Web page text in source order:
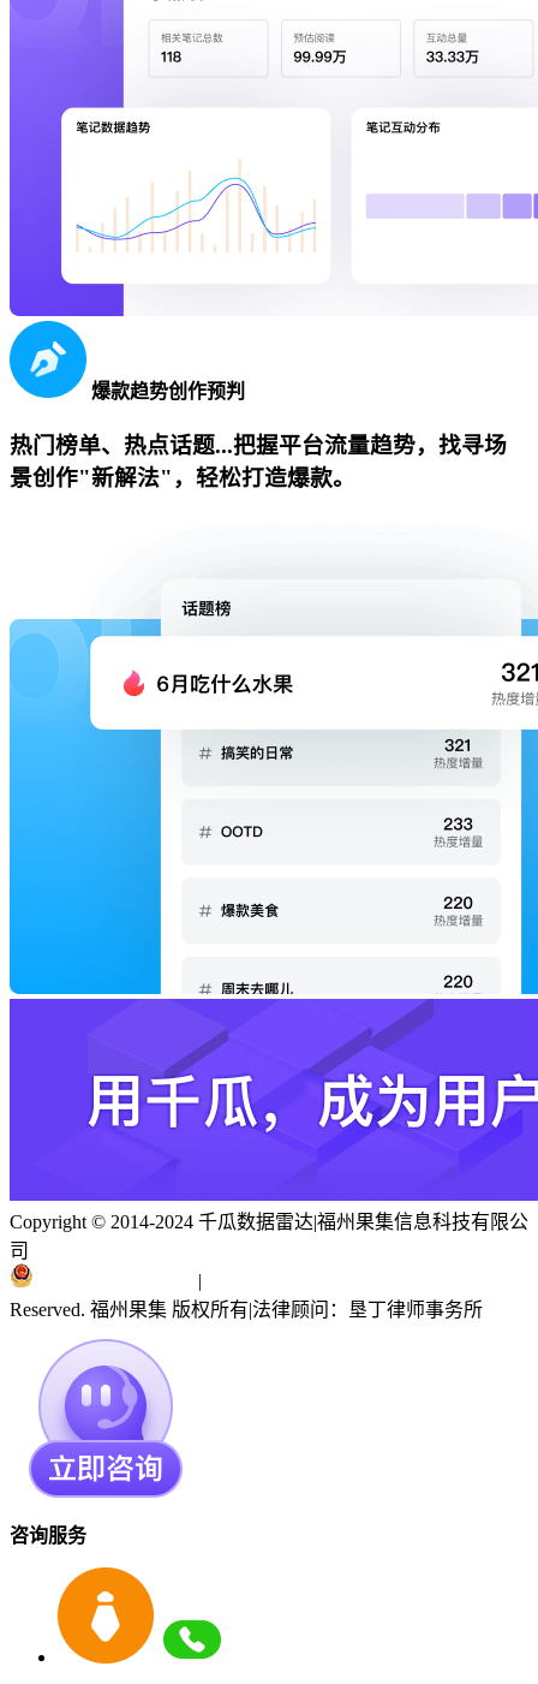
爆款趋势创作预判
热门榜单、热点话题...把握平台流量趋势，找寻场
景创作"新解法"，轻松打造爆款。
Copyright © 2014-2024 千瓜数据雷达|福州果集信息科技有限公
司
|
Reserved. 福州果集 版权所有|法律顾问：垦丁律师事务所
咨询服务